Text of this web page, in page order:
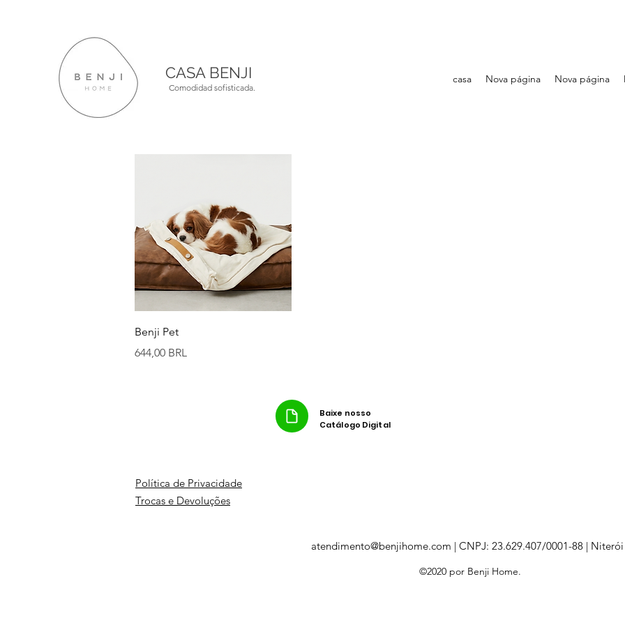
CASA BENJI
Comodidad sofisticada.
casa Nova página Nova página
Benji Pet
Precio
644,00 BRL
Baixe nosso
Catálogo Digital
Política de Privacidade
Trocas e Devoluções
atendimento@benjihome.com | CNPJ: 23.629.407/0001-88 | Niterói
©2020 por Benji Home.